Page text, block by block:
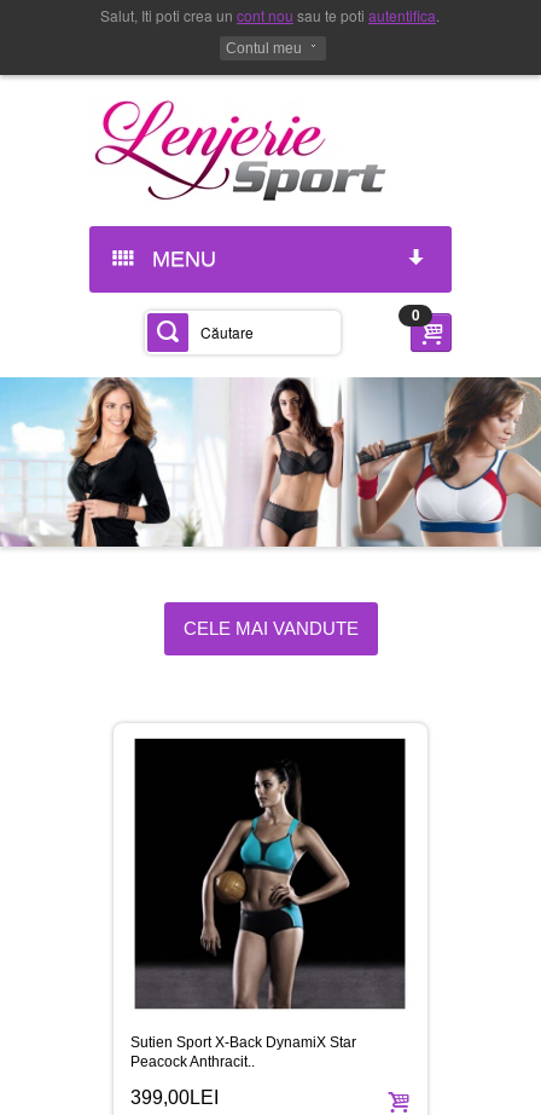
Salut, Iti poti crea un cont nou sau te poti autentifica
Contul meu
MENU
0
CELE MAI VANDUTE
Sutien Sport X-Back DynamiX Star
Peacock Anthracit..
399,00LEI